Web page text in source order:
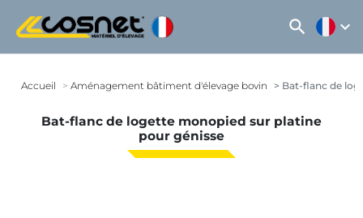
search expand_more
Accueil Aménagement bâtiment d'élevage bovin Bat-flanc de
Bat-flanc de logette monopied sur platine
pour génisse